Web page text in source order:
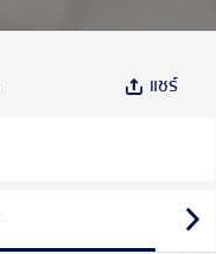
แชร์